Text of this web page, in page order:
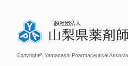
Copyright© Yamanashi Pharmaceutical